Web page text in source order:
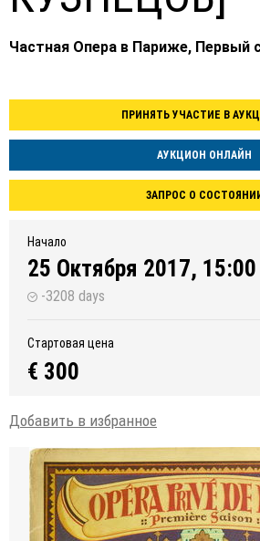
Частная Опера в Париже, Первый
ПРИНЯТЬ УЧАСТИЕ В
АУКЦИОН ОНЛАЙН
ЗАПРОС О
Начало
25 Октября 2017, 15:00
-3208 days
Стартовая цена
€ 300
Добавить в избранное